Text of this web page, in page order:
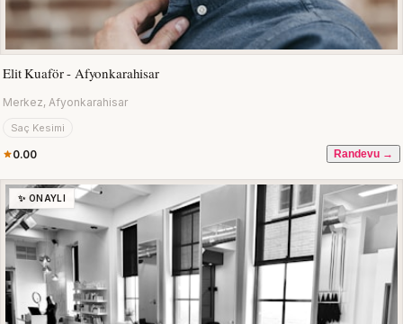
Elit Kuaför - Afyonkarahisar
Merkez, Afyonkarahisar
Saç Kesimi
0.00 Randevu →
✨ ONAYLI